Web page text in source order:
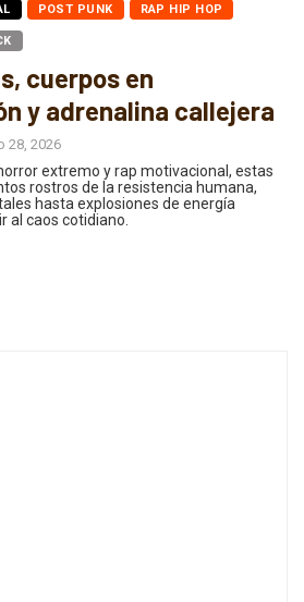
POST PUNK RAP HIP HOP
cuerpos en
y adrenalina callejera
28, 2026
extremo y rap motivacional, estas
rostros de la resistencia humana,
hasta explosiones de energía
al caos cotidiano.